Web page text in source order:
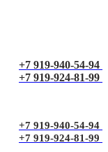
+7 919-940-54-94
+7 919-924-81-99
+7 919-940-54-94
+7 919-924-81-99